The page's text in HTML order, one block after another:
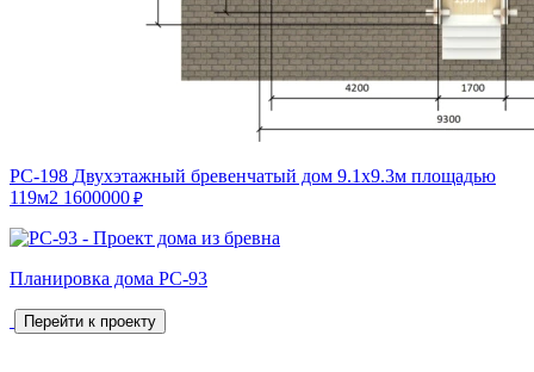
РС-198 Двухэтажный бревенчатый дом 9.1х9.3м площадью
119м2 1600000 ₽
Планировка дома РС-93
Перейти к проекту